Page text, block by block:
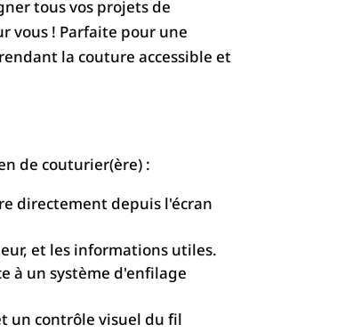
tous vos projets de
vous ! Parfaite pour une
la couture accessible et
de couturier(ère) :
directement depuis l'écran
et les informations utiles.
à un système d'enfilage
un contrôle visuel du fil